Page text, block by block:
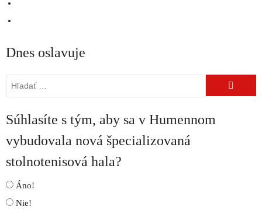
Dnes oslavuje
Hľadať:
Súhlasíte s tým, aby sa v Humennom
vybudovala nová špecializovaná
stolnotenisová hala?
Áno!
Nie!